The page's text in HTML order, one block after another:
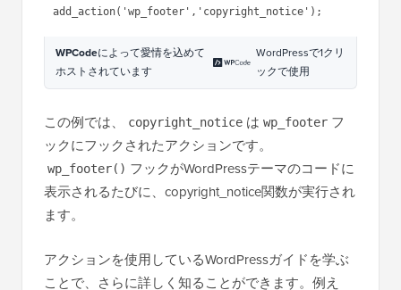
3
Reserved";
add_action('wp_footer','copyrigh
t_notice'
ホストされています
ックで使用
この例では、 copyright_notice は wp_footer
フ
ックにフックされたアクションです。
wp_footer()
ます。